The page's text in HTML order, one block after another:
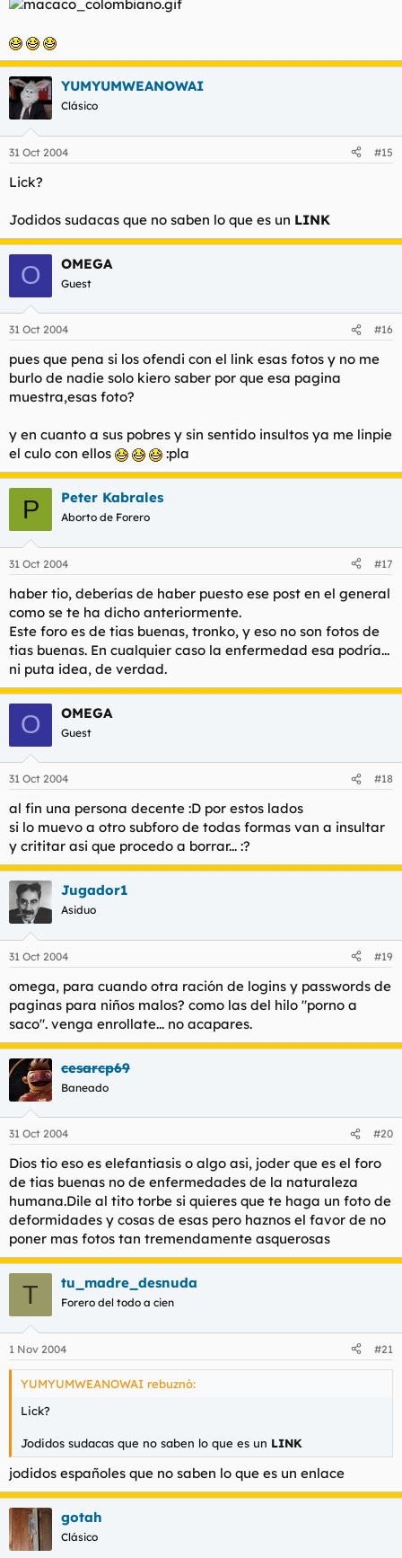
YUMYUMWEANOWAI
Clásico
31 Oct 2004 #15
Lick?
Jodidos sudacas que no saben lo que es un LINK
O OMEGA
Guest
31 Oct 2004 #16
pues que pena si los ofendi con el link esas fotos y no me
burlo de nadie solo kiero saber por que esa pagina
muestra,esas foto?
y en cuanto a sus pobres y sin sentido insultos ya me linpie
el culo con ellos
:pla
P Peter Kabrales
Aborto de Forero
31 Oct 2004 #17
haber tio, deberías de haber puesto ese post en el general
como se te ha dicho anteriormente.
Este foro es de tias buenas, tronko, y eso no son fotos de
tias buenas. En cualquier caso la enfermedad esa podría...
ni puta idea, de verdad.
O OMEGA
Guest
31 Oct 2004 #18
al fin una persona decente :D por estos lados
si lo muevo a otro subforo de todas formas van a insultar
y crititar asi que procedo a borrar... :?
Jugador1
Asiduo
31 Oct 2004 #19
omega, para cuando otra ración de logins y passwords de
paginas para niños malos? como las del hilo "porno a
saco". venga enrollate... no acapares.
cesarcp69
Baneado
31 Oct 2004 #20
Dios tio eso es elefantiasis o algo asi, joder que es el foro
de tias buenas no de enfermedades de la naturaleza
humana.Dile al tito torbe si quieres que te haga un foto de
deformidades y cosas de esas pero haznos el favor de no
poner mas fotos tan tremendamente asquerosas
T tu_madre_desnuda
Forero del todo a cien
1 Nov 2004 #21
YUMYUMWEANOWAI rebuznó:
Lick?
Jodidos sudacas que no saben lo que es un LINK
jodidos españoles que no saben lo que es un enlace
gotah
Clásico